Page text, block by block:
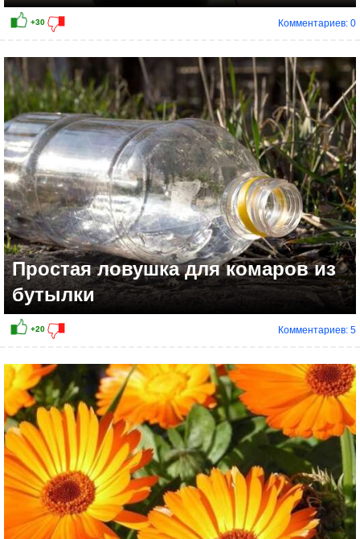
+15
Комментариев: 0
Простая ловушка для комаров из
бутылки
Комментариев: 5